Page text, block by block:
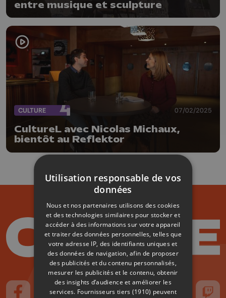
entre musique et sculpture
CULTURE 07/02/2025
CultureL avec Nicolas Michaux,
bientôt au Reflektor
Utilisation responsable de vos
données
Nous et nos partenaires utilisons des cookies
et des technologies similaires pour stocker et
accéder à des informations sur votre appareil
et traiter des données personnelles, telles que
votre adresse IP, des identifiants uniques et
des données de navigation, afin de proposer
des publicités et du contenu personnalisés,
mesurer les publicités et le contenu, obtenir
des insights d’audience et améliorer les
services. Fournisseurs tiers (1910) peuvent